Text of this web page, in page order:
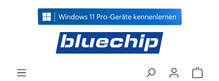
springen